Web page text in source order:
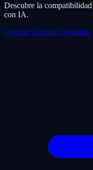
Descubre la
con IA.
Obtener Lectura Completa